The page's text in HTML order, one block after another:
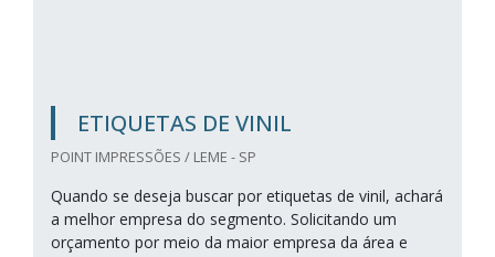
ETIQUETAS DE VINIL
POINT IMPRESSÕES / LEME - SP
Quando se deseja buscar por etiquetas de vinil, achará
a melhor empresa do segmento. Solicitando um
orçamento por meio da maior empresa da área e